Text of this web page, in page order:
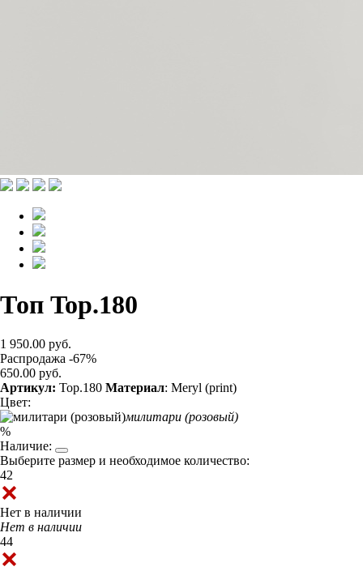
Топ Top.180
1 950.00 руб.
Распродажа -67%
650.00 руб.
Артикул: Top.180 Материал: Meryl (print)
Цвет:
милитари (розовый)
%
Наличие:
Выберите размер и необходимое количество:
42
Нет в наличии
Нет в наличии
44